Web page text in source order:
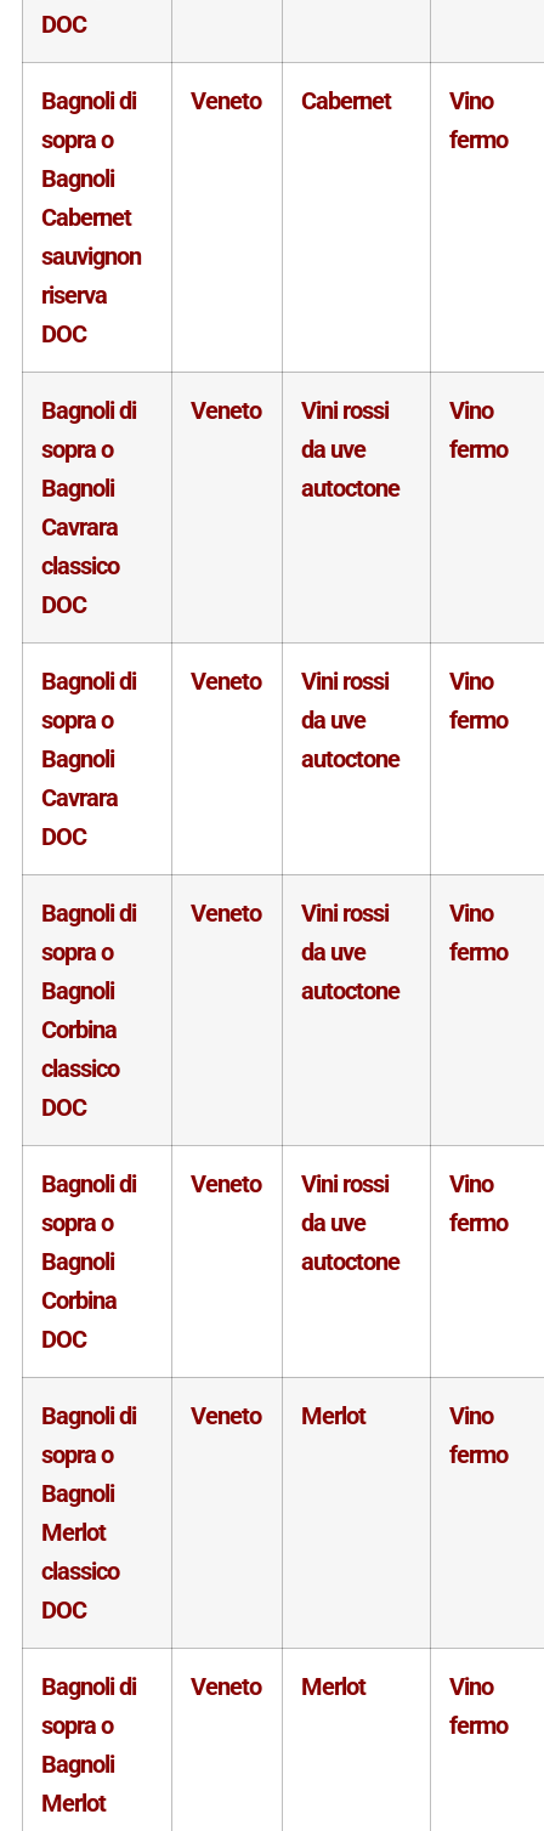
DOC
Bagnoli di
sopra o
Bagnoli
Cabernet
sauvignon
riserva
DOC
Veneto Cabernet
Vino
fermo
Bagnoli di
sopra o
Bagnoli
Cavrara
classico
DOC
Veneto
Vini rossi
da uve
autoctone
Vino
fermo
Bagnoli di
sopra o
Bagnoli
Cavrara
DOC
Veneto
Vini rossi
da uve
autoctone
Vino
fermo
Bagnoli di
sopra o
Bagnoli
Corbina
classico
DOC
Veneto
Vini rossi
da uve
autoctone
Vino
fermo
Bagnoli di
sopra o
Bagnoli
Corbina
DOC
Veneto
Vini rossi
da uve
autoctone
Vino
fermo
Bagnoli di
sopra o
Bagnoli
Merlot
classico
DOC
Veneto Merlot
Vino
fermo
Bagnoli di
sopra o
Bagnoli
Merlot
Veneto Merlot
Vino
fermo